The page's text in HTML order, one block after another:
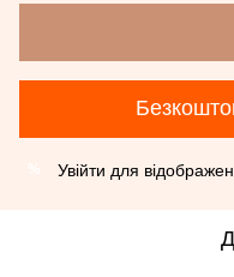
Увійти для